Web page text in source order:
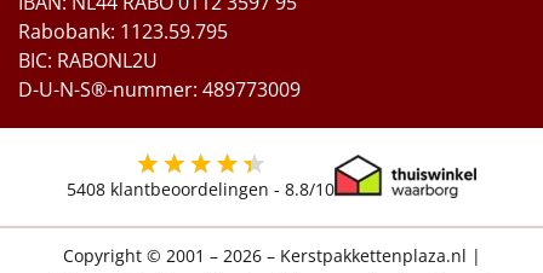
Rabobank: 1123.59.795
BIC: RABONL2U
D-U-N-S®-nummer: 489773009
5408 klantbeoordelingen - 8.8/10
Copyright © 2001 – 2026 – Kerstpakkettenplaza.nl |